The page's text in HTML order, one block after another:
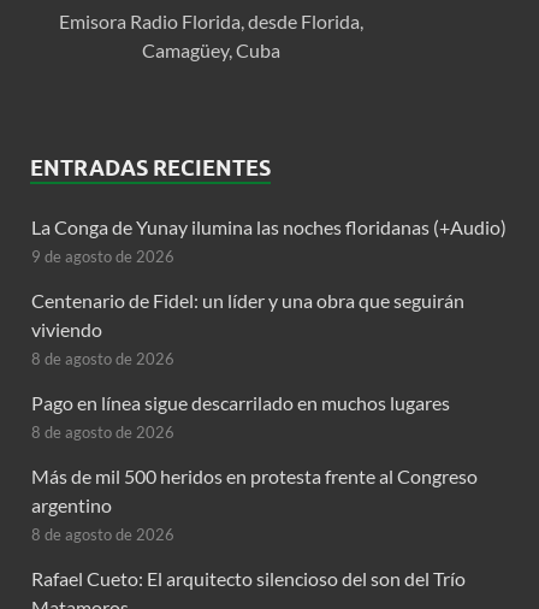
Emisora Radio Florida, desde Florida,
Camagüey, Cuba
ENTRADAS RECIENTES
La Conga de Yunay ilumina las noches floridanas (+Audio)
9 de agosto de 2026
Centenario de Fidel: un líder y una obra que seguirán
viviendo
8 de agosto de 2026
Pago en línea sigue descarrilado en muchos lugares
8 de agosto de 2026
Más de mil 500 heridos en protesta frente al Congreso
argentino
8 de agosto de 2026
Rafael Cueto: El arquitecto silencioso del son del Trío